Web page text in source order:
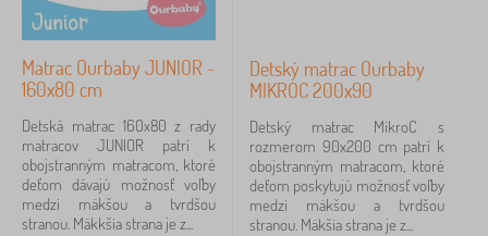
Matrac Ourbaby JUNIOR -
160x80 cm
Detská matrac 160x80 z rady
matracov JUNIOR patrí k
obojstranným matracom, ktoré
deťom dávajú možnosť voľby
medzi mäkšou a tvrdšou
stranou. Mäkkšia strana je z...
Detský matrac Ourbaby
MIKROC 200x90
Detský matrac MikroC s
rozmerom 90x200 cm patrí k
obojstranným matracom, ktoré
deťom poskytujú možnosť voľby
medzi mäkšou a tvrdšou
stranou. Mäkšia strana je z...